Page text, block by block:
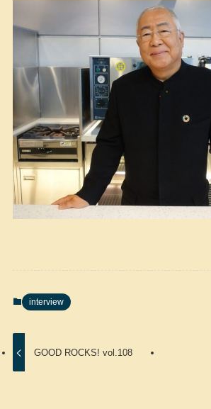
interview
GOOD ROCKS! vol.108